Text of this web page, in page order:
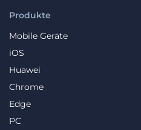
Produkte
Mobile Geräte
iOS
Huawei
Chrome
Edge
PC